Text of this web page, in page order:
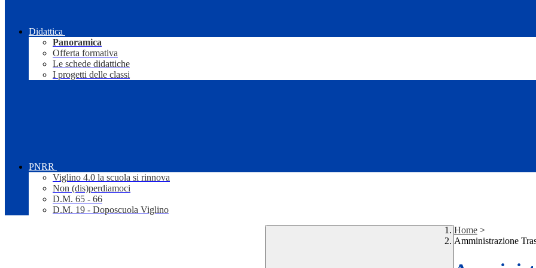
Didattica
Panoramica
Offerta formativa
Le schede didattiche
I progetti delle classi
PNRR
Viglino 4.0 la scuola si rinnova
Non (dis)perdiamoci
D.M. 65 - 66
D.M. 19 - Doposcuola Viglino
Home >
Amministrazione